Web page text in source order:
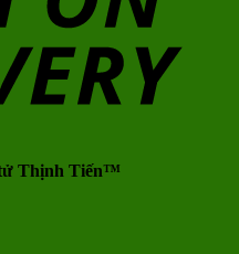
tử Thịnh Tiến™